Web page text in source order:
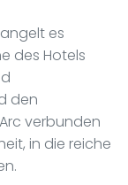
es
des Hotels
den
verbunden
in die reiche